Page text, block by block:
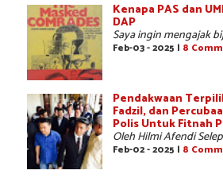
Kenapa PAS dan
DAP
Saya ingin mengajak
Feb-03 - 2025 | 8
Pendakwaan
Fadzil, dan
Polis Untuk Fitnah
Oleh Hilmi Afendi
Feb-02 - 2025 | 8